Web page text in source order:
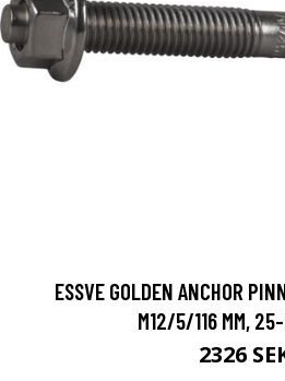
ESSVE GOLDEN ANCHOR
M12/5/116 MM,
2326